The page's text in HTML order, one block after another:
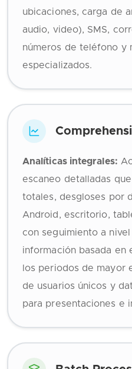
ubicaciones, carga de
audio, video), SMS,
números de teléfono y
especializados.
Analíticas integrales:
escaneo detalladas
totales, desgloses por
Android, escritorio,
con seguimiento a
información basada en
los periodos de mayor
de usuarios únicos y
para presentaciones e